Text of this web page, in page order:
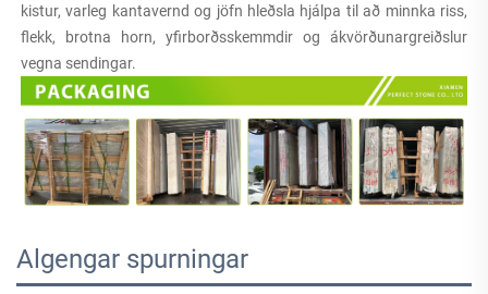
kistur, varleg kantavernd og jöfn hleðsla hjálpa til að minnka riss,
flekk, brotna horn, yfirborðsskemmdir og ákvörðunargreiðslur
vegna sendingar.
Algengar spurningar